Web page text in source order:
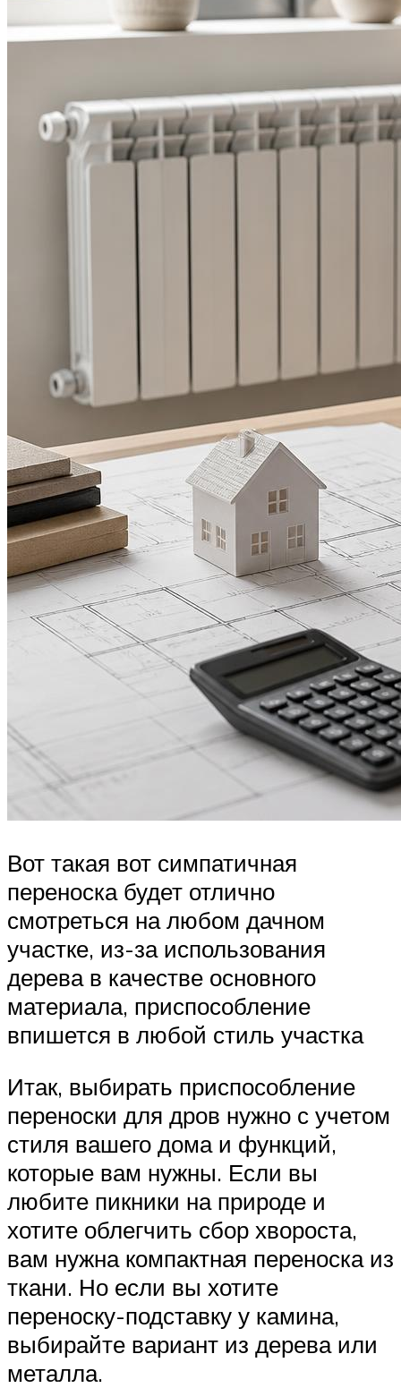
Вот такая вот симпатичная
переноска будет отлично
смотреться на любом дачном
участке, из-за использования
дерева в качестве основного
материала, приспособление
впишется в любой стиль участка
Итак, выбирать приспособление
переноски для дров нужно с учетом
стиля вашего дома и функций,
которые вам нужны. Если вы
любите пикники на природе и
хотите облегчить сбор хвороста,
вам нужна компактная переноска из
ткани. Но если вы хотите
переноску-подставку у камина,
выбирайте вариант из дерева или
металла.